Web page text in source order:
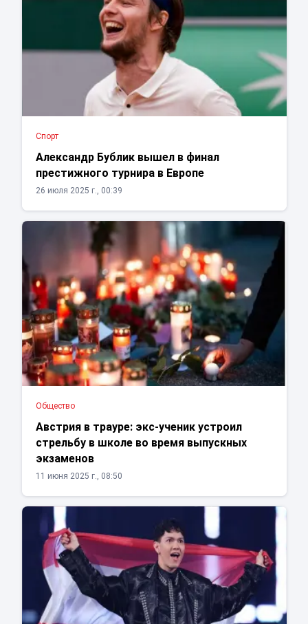
Спорт
Александр Бублик вышел в финал
престижного турнира в Европе
26 июля 2025 г., 00:39
Общество
Австрия в трауре: экс-ученик устроил
стрельбу в школе во время выпускных
экзаменов
11 июня 2025 г., 08:50